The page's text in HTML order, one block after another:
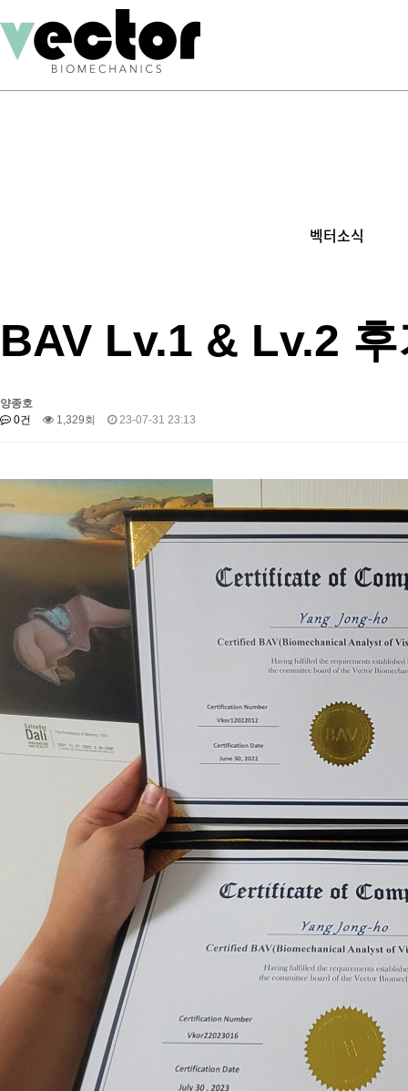
벡터소식
BAV Lv.1 & Lv.2
양종호
0건
1,329회 23-07-31 23:13